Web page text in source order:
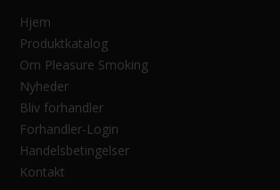
Hjem
Produktkatalog
Om Pleasure Smoking
Nyheder
Bliv forhandler
Forhandler-Login
Handelsbetingelser
Kontakt